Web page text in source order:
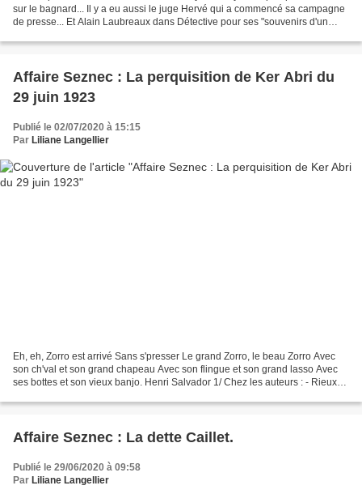
sur le bagnard... Il y a eu aussi le juge Hervé qui a commencé sa campagne
de presse... Et Alain Laubreaux dans Détective pour ses "souvenirs d'un
Affaire Seznec : La perquisition de Ker Abri du
29 juin 1923
Publié le 02/07/2020 à 15:15
Par Liliane Langellier
Eh, eh, Zorro est arrivé Sans s'presser Le grand Zorro, le beau Zorro Avec
son ch'val et son grand chapeau Avec son flingue et son grand lasso Avec
ses bottes et son vieux banjo. Henri Salvador 1/ Chez les auteurs : - Rieux
Affaire Seznec : La dette Caillet.
Publié le 29/06/2020 à 09:58
Par Liliane Langellier